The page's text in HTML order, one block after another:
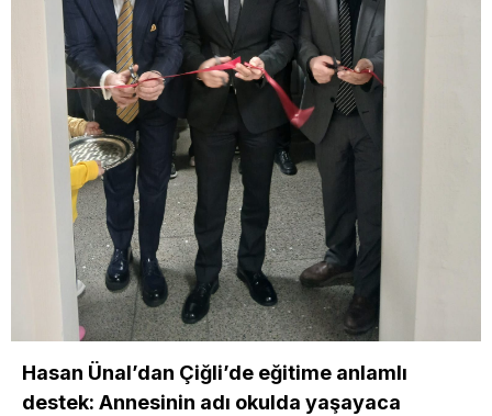
Hasan Ünal’dan Çiğli’de eğitime anlamlı
destek: Annesinin adı okulda yaşayaca